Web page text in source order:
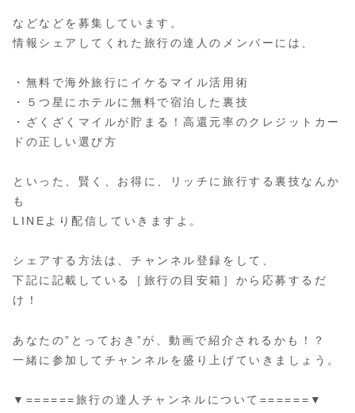
などなどを募集しています。
情報シェアしてくれた旅行の達人のメンバーには、
・無料で海外旅行にイケるマイル活用術
・５つ星にホテルに無料で宿泊した裏技
・ざくざくマイルが貯まる！高還元率のクレジットカー
ドの正しい選び方
といった、賢く、お得に、リッチに旅行する裏技なんか
も
LINEより配信していきますよ。
シェアする方法は、チャンネル登録をして、
下記に記載している［旅行の目安箱］から応募するだ
け！
あなたの”とっておき”が、動画で紹介されるかも！？
一緒に参加してチャンネルを盛り上げていきましょう。
▼======旅行の達人チャンネルについて======▼